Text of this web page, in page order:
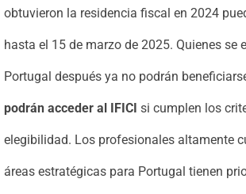
obtuvieron la residencia fiscal en 2024
hasta el 15 de marzo de 2025. Quienes se
Portugal después ya no podrán
podrán acceder al IFICI si cumplen los
elegibilidad. Los profesionales altamente
áreas estratégicas para Portugal tienen